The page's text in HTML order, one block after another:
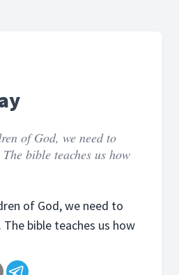
of God, we need to
bible teaches us how
of God, we need to
bible teaches us how